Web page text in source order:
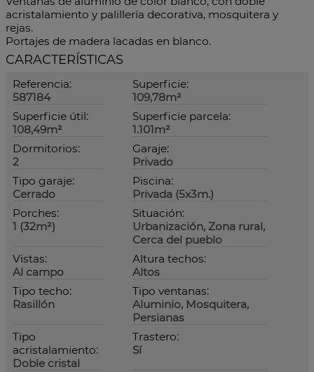
acristalamiento y palillería decorativa, mosquitera y
rejas.
Portajes de madera lacadas en blanco.
CARACTERÍSTICAS
Referencia:
587184
Superficie:
109,78m²
Superficie útil:
108,49m²
Superficie parcela:
1.101m²
Dormitorios:
2
Garaje:
Privado
Tipo garaje:
Cerrado
Piscina:
Privada (5x3m.)
Porches:
1 (32m²)
Situación:
Urbanización, Zona rural,
Cerca del pueblo
Vistas:
Al campo
Altura techos:
Altos
Tipo techo:
Rasillón
Tipo ventanas:
Aluminio, Mosquitera,
Persianas
Tipo
acristalamiento:
Doble cristal
Trastero:
Sí